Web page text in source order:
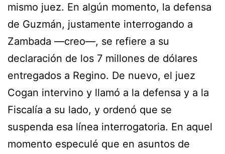
mismo juez. En algún momento, la defensa
de Guzmán, justamente interrogando a
Zambada —creo—, se refiere a su
declaración de los 7 millones de dólares
entregados a Regino. De nuevo, el juez
Cogan intervino y llamó a la defensa y a la
Fiscalía a su lado, y ordenó que se
suspenda esa línea interrogatoria. En aquel
momento especulé que en asuntos de